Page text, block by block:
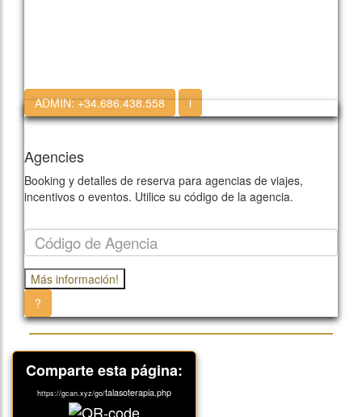
ADMIN:+34.686.438.558 i
Agencies
Booking y detalles de reserva para agencias de viajes,
incentivos o eventos. Utilice su código de la agencia.
?
Comparte esta página:
https://gcan.xyz/go/talasoterapia.php